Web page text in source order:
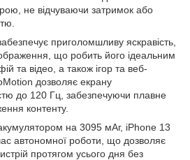
не відчуваючи затримок або
приголомшливу яскравість,
зображення, що робить його ідеальним
та відео, а також ігор та веб-
дозволяє екрану
до 120 Гц, забезпечуючи плавне
контенту.
на 3095 мАг, iPhone 13
автономної роботи, що дозволяє
протягом усього дня без